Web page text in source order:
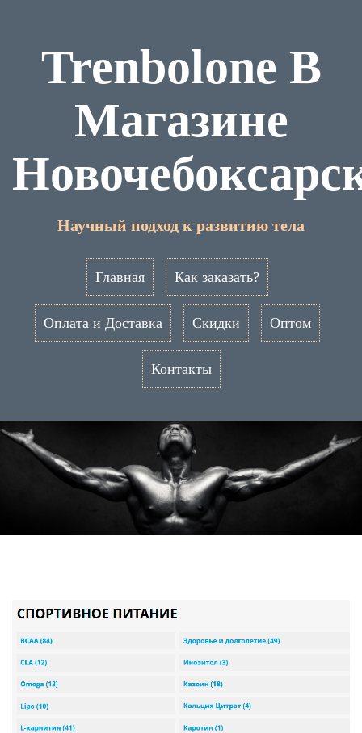
Trenbolone В
Магазине
Научный подход к развитию тела
Главная Как заказать?
Оплата и Доставка Скидки Оптом
Контакты